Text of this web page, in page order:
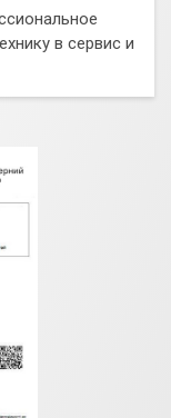
в сервис и